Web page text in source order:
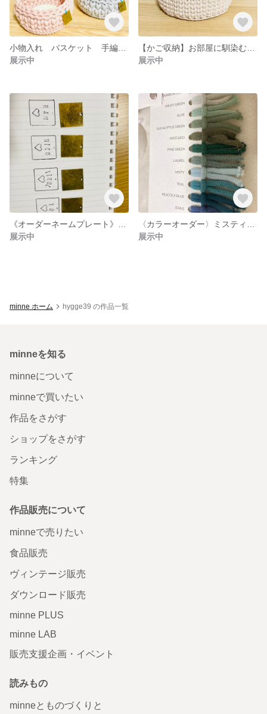
展示中
展示中
展示中
展示中
minne ホーム hygge39 の作品一覧
minneを知る
minneについて
minneで買いたい
作品をさがす
ショップをさがす
ランキング
特集
作品販売について
minneで売りたい
食品販売
ヴィンテージ販売
ダウンロード販売
minne PLUS
minne LAB
販売支援企画・イベント
読みもの
minneとものづくりと